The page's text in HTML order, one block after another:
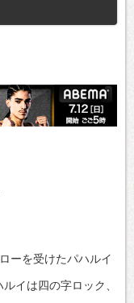
ーを受けたパハルイ
イは四の字ロック、